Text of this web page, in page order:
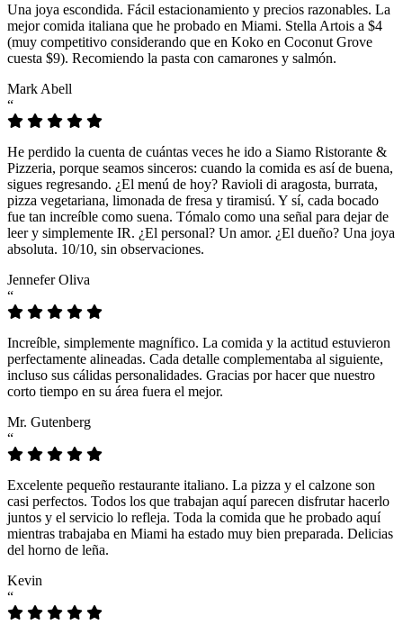
Una joya escondida. Fácil estacionamiento y precios razonables. La
mejor comida italiana que he probado en Miami. Stella Artois a $4
(muy competitivo considerando que en Koko en Coconut Grove
cuesta $9). Recomiendo la pasta con camarones y salmón.
Mark Abell
“
He perdido la cuenta de cuántas veces he ido a Siamo Ristorante &
Pizzeria, porque seamos sinceros: cuando la comida es así de buena,
sigues regresando. ¿El menú de hoy? Ravioli di aragosta, burrata,
pizza vegetariana, limonada de fresa y tiramisú. Y sí, cada bocado
fue tan increíble como suena. Tómalo como una señal para dejar de
leer y simplemente IR. ¿El personal? Un amor. ¿El dueño? Una joya
absoluta. 10/10, sin observaciones.
Jennefer Oliva
“
Increíble, simplemente magnífico. La comida y la actitud estuvieron
perfectamente alineadas. Cada detalle complementaba al siguiente,
incluso sus cálidas personalidades. Gracias por hacer que nuestro
corto tiempo en su área fuera el mejor.
Mr. Gutenberg
“
Excelente pequeño restaurante italiano. La pizza y el calzone son
casi perfectos. Todos los que trabajan aquí parecen disfrutar hacerlo
juntos y el servicio lo refleja. Toda la comida que he probado aquí
mientras trabajaba en Miami ha estado muy bien preparada. Delicias
del horno de leña.
Kevin
“